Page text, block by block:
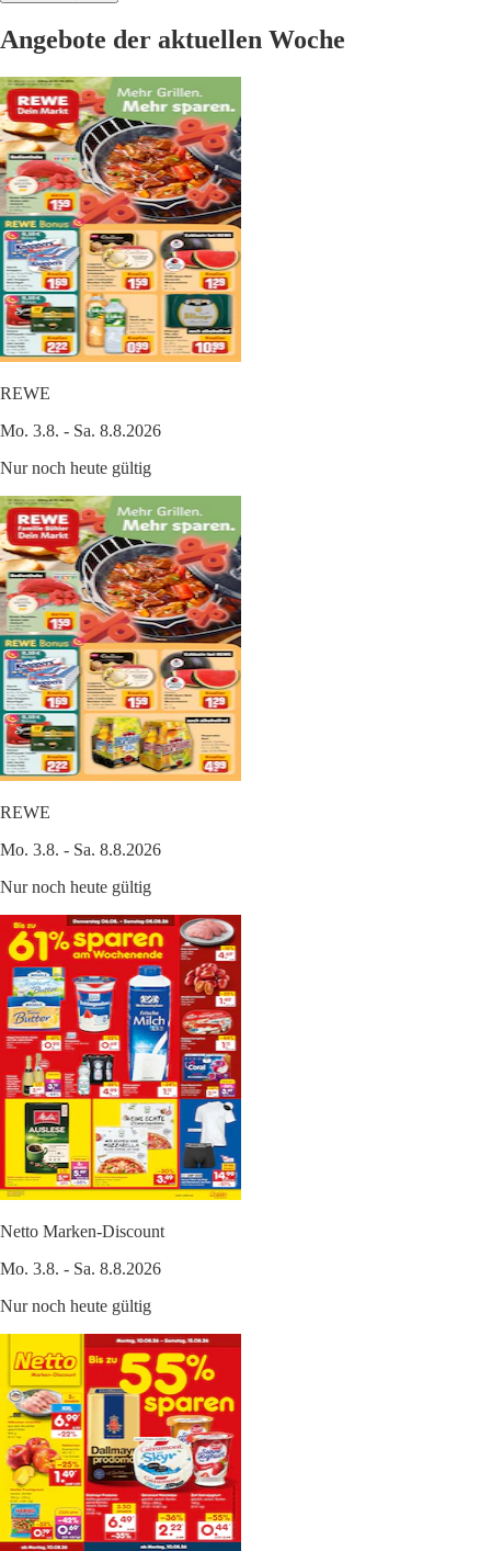
Angebote der aktuellen Woche
REWE
Mo. 3.8. - Sa. 8.8.2026
Nur noch heute gültig
REWE
Mo. 3.8. - Sa. 8.8.2026
Nur noch heute gültig
Netto Marken-Discount
Mo. 3.8. - Sa. 8.8.2026
Nur noch heute gültig